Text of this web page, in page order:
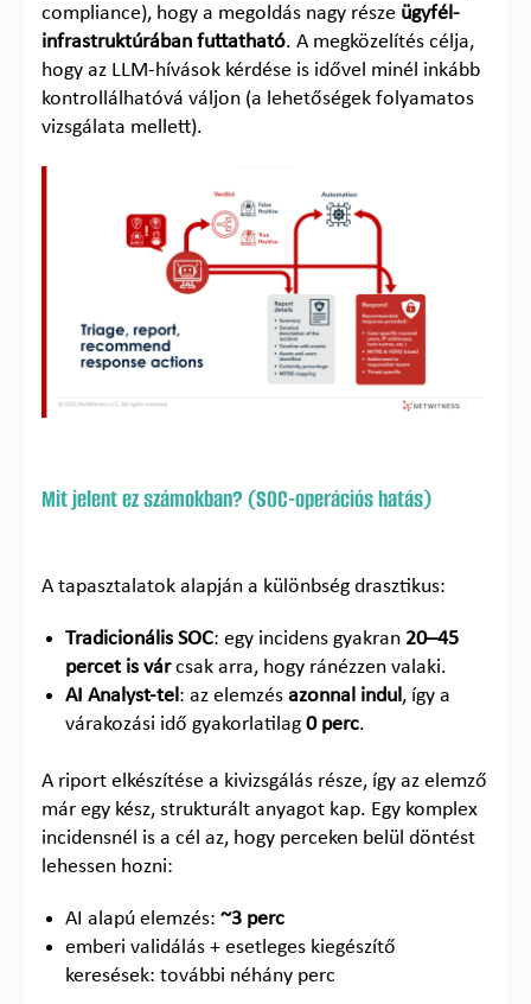
compliance), hogy a megoldás nagy része ügyfél-
infrastruktúrában futtatható. A megközelítés célja,
hogy az LLM-hívások kérdése is idővel minél inkább
kontrollálhatóvá váljon (a lehetőségek folyamatos
vizsgálata mellett).
Mit jelent ez számokban? (SOC-operációs hatás)
A tapasztalatok alapján a különbség drasztikus:
Tradicionális SOC: egy incidens gyakran 20–45
percet is várcsak arra, hogy ránézzen valaki.
AI Analyst-tel: az elemzés azonnal indul, így a
várakozási idő gyakorlatilag 0 perc.
A riport elkészítése a kivizsgálás része, így az elemző
már egy kész, strukturált anyagot kap. Egy komplex
incidensnél is a cél az, hogy perceken belül döntést
lehessen hozni:
AI alapú elemzés: ~3 perc
emberi validálás + esetleges kiegészítő
keresések: további néhány perc